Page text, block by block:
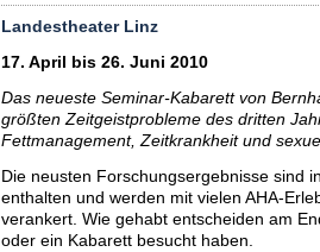
Landestheater Linz
17. April bis 26. Juni 2010
Das neueste Seminar-Kabarett von
größten Zeitgeistprobleme des dritten
Fettmanagement, Zeitkrankheit und
Die neusten Forschungsergebnisse sind
enthalten und werden mit vielen AHA-
verankert. Wie gehabt entscheiden am
oder ein Kabarett besucht haben.